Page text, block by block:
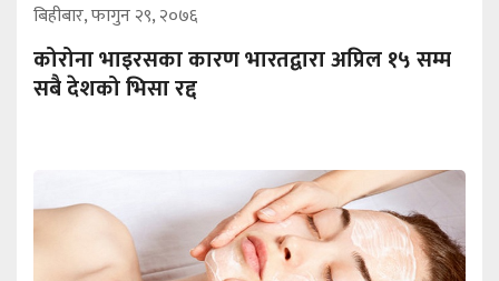
बिहीबार, फागुन २९, २०७६
कोरोना भाइरसका कारण भारतद्वारा अप्रिल १५ सम्म
सबै देशको भिसा रद्द